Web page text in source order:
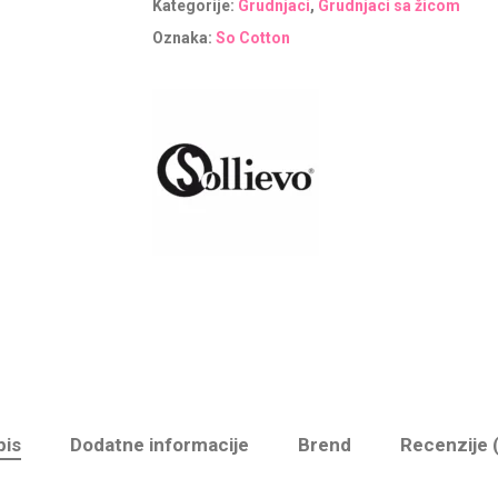
Kategorije: Grudnjaci, Grudnjaci sa žicom
Oznaka: So Cotton
Dodatne informacije Brend Recenzije